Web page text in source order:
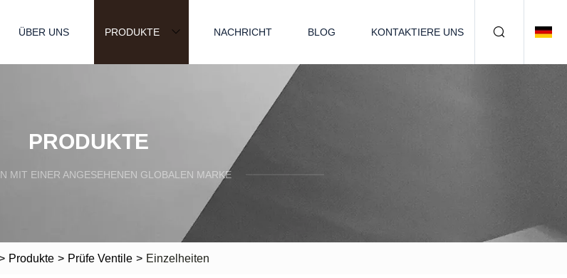
ÜBER UNS PRODUKTE NACHRICHT BLOG KONTAKTIERE UNS
PRODUKTE
MIT EINER ANGESEHENEN GLOBALEN MARKE
Produkte > Prüfe Ventile > Einzelheiten